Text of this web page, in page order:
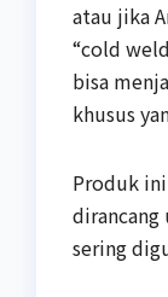
atau jika
“cold
bisa
khusus
Produk
dirancang
sering